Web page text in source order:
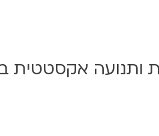
ותנועה